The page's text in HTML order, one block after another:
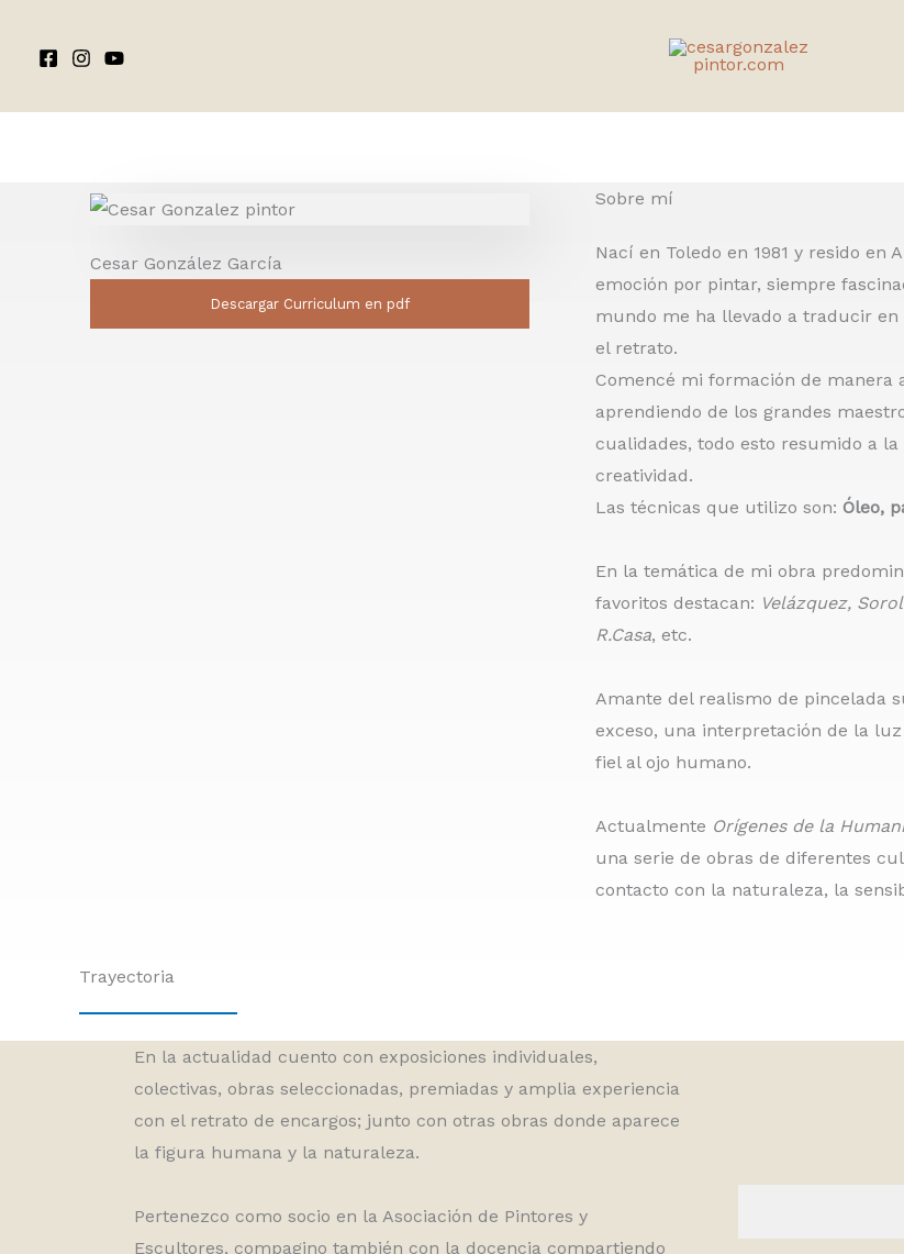
Cesar González García
Descargar Curriculum en pdf
Sobre mí
Nací en Toledo en 1981 y resido en
emoción por pintar, siempre
mundo me ha llevado a traducir
el retrato.
Comencé mi formación de manera
aprendiendo de los grandes
cualidades, todo esto resumido a
creatividad.
Las técnicas que utilizo son: Óleo,
En la temática de mi obra
favoritos destacan: Velázquez,
R.Casa, etc.
Amante del realismo de pincelada
exceso, una interpretación de la
fiel al ojo humano.
Actualmente Orígenes de la
una serie de obras de diferentes
contacto con la naturaleza, la
Trayectoria
En la actualidad cuento con exposiciones individuales,
colectivas, obras seleccionadas, premiadas y amplia experiencia
con el retrato de encargos; junto con otras obras donde aparece
la figura humana y la naturaleza.
Pertenezco como socio en la Asociación de Pintores y
Escultores, compagino también con la docencia compartiendo